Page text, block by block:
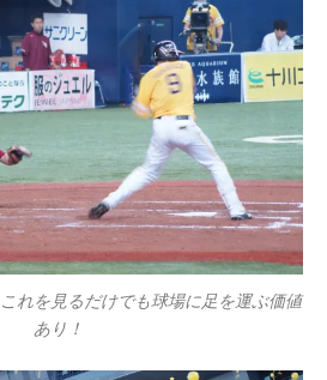
れを見るだけでも球場に足を運ぶ価値
あり！